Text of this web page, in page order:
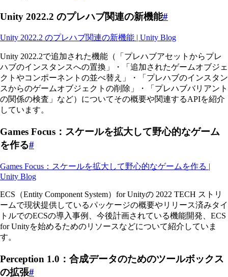
Unity 2022.2 のプレハブ関連の新機能#
Unity 2022.2 のプレハブ関連の新機能 | Unity Blog
Unity 2022.2で追加された機能（「プレハブアセットからプレ
ハブのインスタンスへの置換」・「追加されたゲームオブジェ
クトやコンポーネントの並べ替え」・「プレハブのインスタン
スからのゲームオブジェクトの削除」・「プレハブバリアント
の関係の検査」など）についてその概要や関連するAPIを紹介
しています。
Games Focus：スケールを拡大して野心的なゲーム
を作る#
Games Focus：スケールを拡大して野心的なゲームを作る |
Unity Blog
ECS（Entity Component System）for Unityの 2022 TECH ストリ
ームで現状提供しているパッケージの概要やリリース済みタイ
トルでのECSの導入事例、今後計画されている機能開発、ECS
for Unityを始めるためのリソースなどについて紹介していま
す。
Perception 1.0：合成データのためのツールボックス
の拡張#